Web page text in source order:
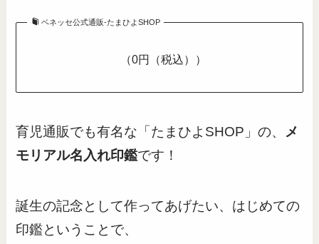
ベネッセ公式通販-たまひよSHOP
（0円（税込））
育児通販でも有名な「たまひよSHOP」の、
メ
モリアル名入れ印鑑です！
誕生の記念として作ってあげたい、はじめての
印鑑ということで、